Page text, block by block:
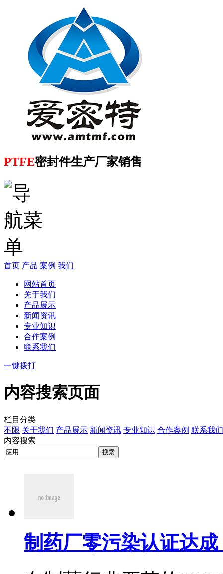
PTFE密封件生产厂家销售
首页 产品 案例 我们
网站首页
关于我们
产品展示
新闻资讯
专业知识
合作案例
联系我们
一键拨打
内容搜索页面
栏目分类
不限 关于我们 产品展示 新闻资讯 专业知识 合作案例 联系我们
内容搜索
搜索
制药厂零污染认证达